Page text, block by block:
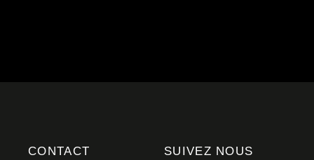
CONTACT SUIVEZ NOUS